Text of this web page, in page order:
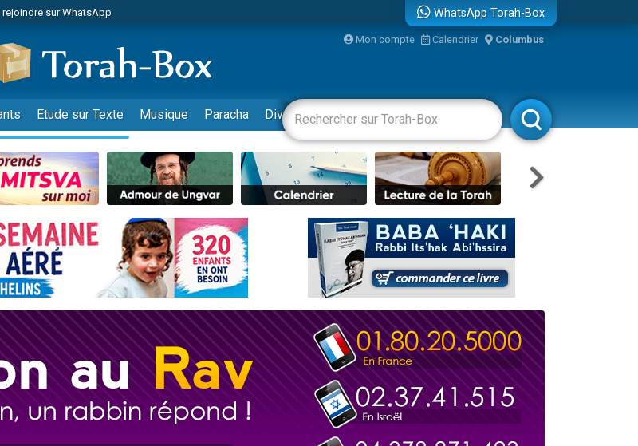
sur WhatsApp
Torah-Box Music
un don pour Tsédaka : pauvres d'Israel
un don pour Diane, 80 ans, dans un appartement insalubre
de grandeur n°104 : Le Chabbath et le Birkat Hamazone à travers le temps
une bénédiction
un don pour Sauvez la jambe de Yohan
en groupe sur Zoom
Maasser
un don pour 5 enfants déjà orphelins risquent de perdre leur maman
un don pour Reloger Rivka, 6 enfants, victime de violences...
une bénédiction
en groupe sur Zoom
sur WhatsApp
Maasser
WhatsApp Torah-Box
Mon compte Calendrier Columbus
Etude sur Texte Musique Paracha Divertissements Livres Rabbanim